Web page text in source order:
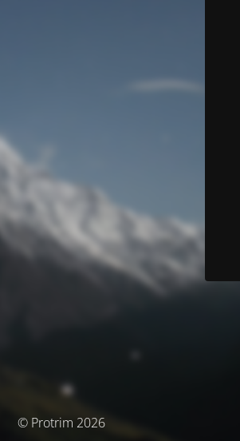
© Protrim 2026